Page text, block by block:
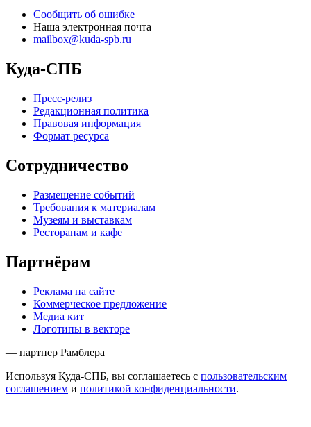
Сообщить об ошибке
Наша электронная почта
mailbox@kuda-spb.ru
Куда-СПБ
Пресс-релиз
Редакционная политика
Правовая информация
Формат ресурса
Сотрудничество
Размещение событий
Требования к материалам
Музеям и выставкам
Ресторанам и кафе
Партнёрам
Реклама на сайте
Коммерческое предложение
Медиа кит
Логотипы в векторе
— партнер Рамблера
Используя Куда-СПБ, вы соглашаетесь с пользовательским
соглашением и политикой конфиденциальности.